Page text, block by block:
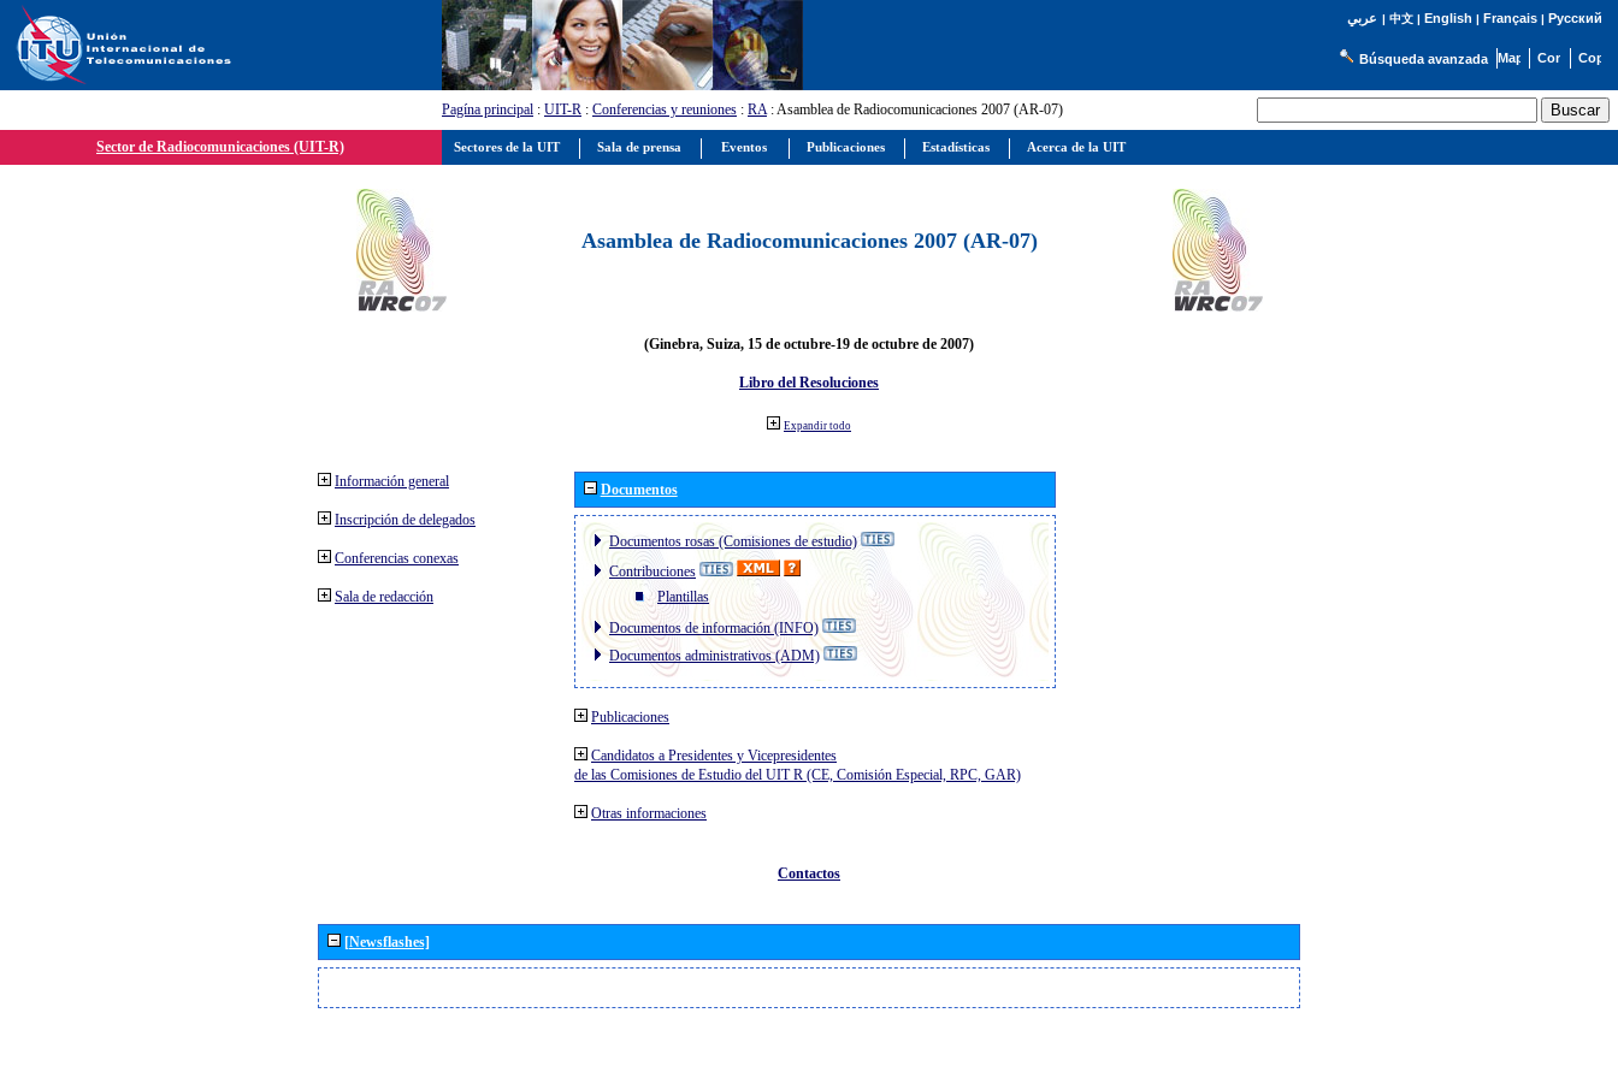
عربي | 中文| English | Français| Русский
Búsqueda avanzada
Pagína principal : UIT-R : Conferencias y reuniones : RA: Asamblea de Radiocomunicaciones 2007 (AR-07)
Sector de Radiocomunicaciones (UIT-R)
Asamblea de Radiocomunicaciones 2007 (AR-07)
(Ginebra, Suiza, 15 de octubre-19 de octubre de 2007)
Libro del Resoluciones
Expandir todo
Información general
Inscripción de delegados
Conferencias conexas
Sala de redacción
Documentos
Documentos rosas (Comisiones de estudio)
Contribuciones
Plantillas
Documentos de información (INFO)
Documentos administrativos (ADM)
Publicaciones
Candidatos a Presidentes y Vicepresidentes
de las Comisiones de Estudio del UIT R (CE, Comisión Especial, RPC, GAR)
Otras informaciones
Contactos
[Newsflashes]
Sectores de la UIT Sala de prensa Eventos Publicaciones Estadísticas Acerca de la UIT